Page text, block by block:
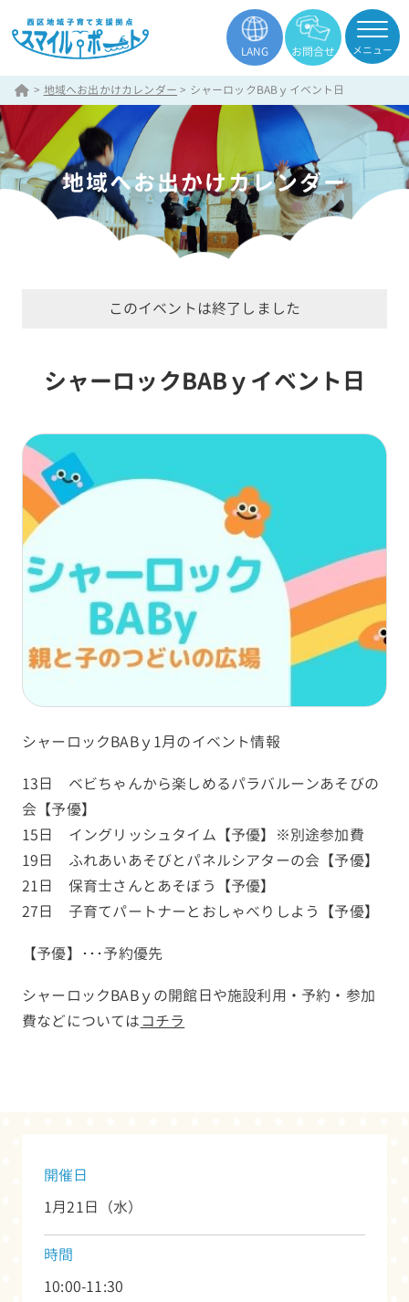
LANG お問合せ メニュー
> 地域へお出かけカレンダー > シャーロックBABｙイベント日
地域へお出かけカレンダー
このイベントは終了しました
シャーロックBABｙイベント日
シャーロックBABｙ1月のイベント情報
13日 ベビちゃんから楽しめるパラバルーンあそびの
会【予優】
15日 イングリッシュタイム【予優】※別途参加費
19日 ふれあいあそびとパネルシアターの会【予優】
21日 保育士さんとあそぼう【予優】
27日 子育てパートナーとおしゃべりしよう【予優】
【予優】･･･予約優先
シャーロックBABｙの開館日や施設利用・予約・参加
費などについてはコチラ
開催日
1月21日（水）
時間
10:00-11:30